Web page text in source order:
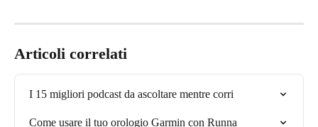
Articoli correlati
I 15 migliori podcast da ascoltare mentre corri
Come usare il tuo orologio Garmin con Runna